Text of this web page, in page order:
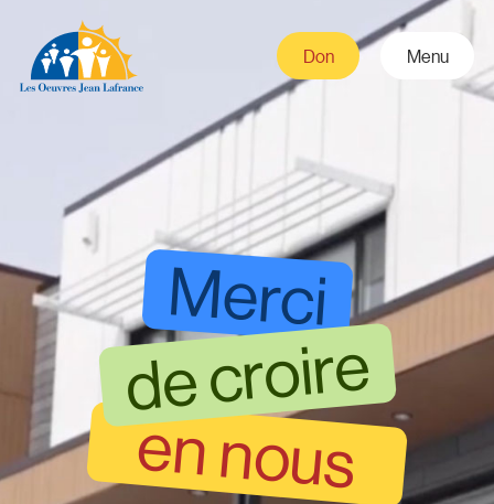
Don Menu
Les Oeuvres
Jean Lafrance
Merci
de croire
en nous